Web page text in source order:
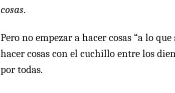
cosas.
Pero no empezar a hacer cosas “a lo
hacer cosas con el cuchillo entre los
por todas.